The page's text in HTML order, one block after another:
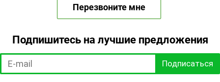
Перезвоните мне
Подпишитесь на лучшие предложения
Подписаться